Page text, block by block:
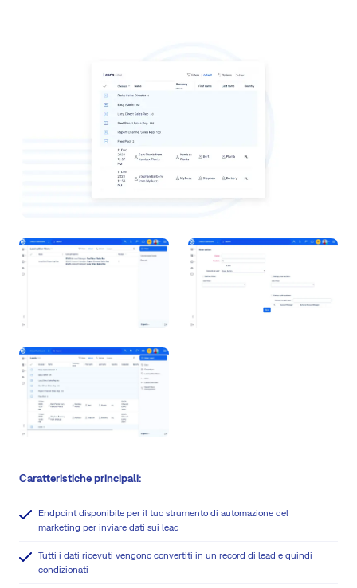
Caratteristiche principali:
Endpoint disponibile per il tuo strumento di automazione del
marketing per inviare dati sui lead
Tutti i dati ricevuti vengono convertiti in un record di lead e quindi
condizionati